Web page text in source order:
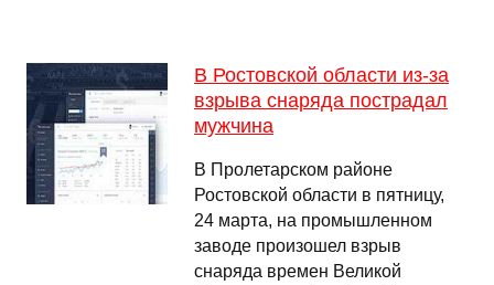
В Ростовской области из-за
взрыва снаряда пострадал
мужчина
В Пролетарском районе
Ростовской области в пятницу,
24 марта, на промышленном
заводе произошел взрыв
снаряда времен Великой